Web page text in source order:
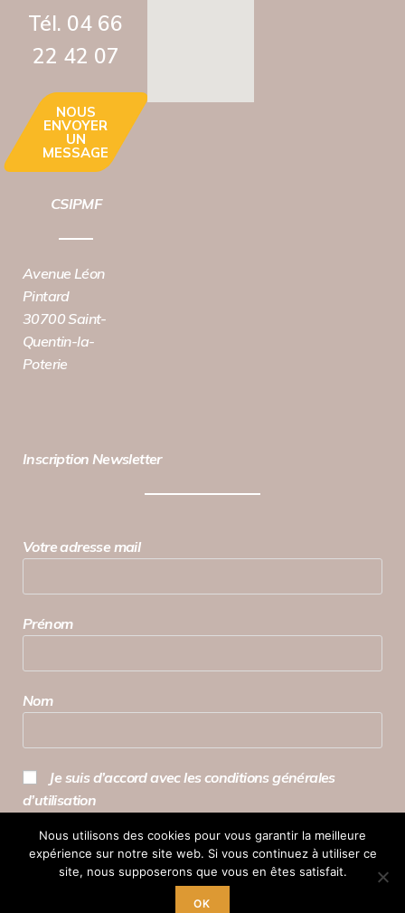
Tél. 04 66
22 42 07‬
NOUS
ENVOYER
UN
MESSAGE
CSIPMF
Avenue Léon
Pintard
30700 Saint-
Quentin-la-
Poterie
Inscription Newsletter
Votre adresse mail
Prénom
Nom
Je suis d’accord avec les conditions générales
d’utilisation
Nous utilisons des cookies pour vous garantir la meilleure
expérience sur notre site web. Si vous continuez à utiliser ce
site, nous supposerons que vous en êtes satisfait.
OK